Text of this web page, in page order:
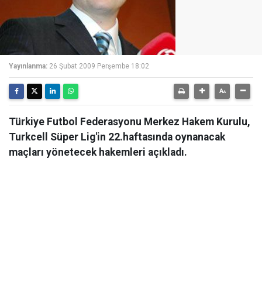
Yayınlanma: 26 Şubat 2009 Perşembe 18:02
Türkiye Futbol Federasyonu Merkez Hakem Kurulu,
Turkcell Süper Lig'in 22.haftasında oynanacak
maçları yönetecek hakemleri açıkladı.